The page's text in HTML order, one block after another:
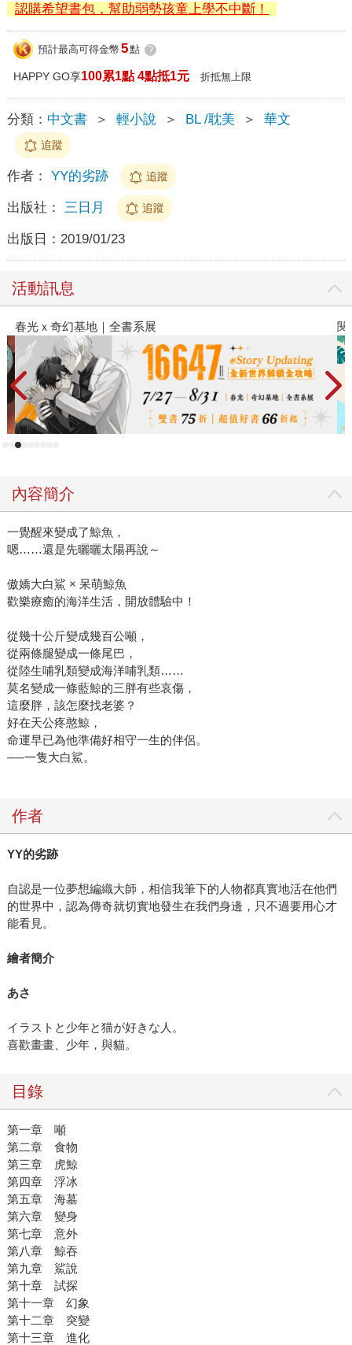
認購希望書包，幫助弱勢孩童上學不中斷！
預計最高可得金幣 5點 ?
HAPPY GO享100累1點 4點抵1元 折抵無上限
分類： 中文書 ＞ 輕小說 ＞ BL /耽美 ＞ 華文
追蹤
作者： YY的劣跡 追蹤
出版社： 三日月 追蹤
出版日： 2019/01/23
活動訊息
春光ｘ奇幻基地｜全書系展 閱
內容簡介
一覺醒來變成了鯨魚，
嗯……還是先曬曬太陽再說～
傲嬌大白鯊 × 呆萌鯨魚
歡樂療癒的海洋生活，開放體驗中！
從幾十公斤變成幾百公噸，
從兩條腿變成一條尾巴，
從陸生哺乳類變成海洋哺乳類……
莫名變成一條藍鯨的三胖有些哀傷，
這麼胖，該怎麼找老婆？
好在天公疼憨鯨，
命運早已為他準備好相守一生的伴侶。
──一隻大白鯊。
作者
YY的劣跡
自認是一位夢想編織大師，相信我筆下的人物都真實地活在他們
的世界中，認為傳奇就切實地發生在我們身邊，只不過要用心才
能看見。
繪者簡介
あさ
イラストと少年と猫が好きな人。
喜歡畫畫、少年，與貓。
目錄
第一章 噸
第二章 食物
第三章 虎鯨
第四章 浮冰
第五章 海墓
第六章 變身
第七章 意外
第八章 鯨吞
第九章 鯊說
第十章 試探
第十一章 幻象
第十二章 突變
第十三章 進化